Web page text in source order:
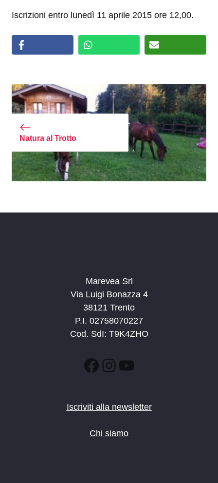
Iscrizioni entro lunedì 11 aprile 2015 ore 12,00.
Natura al Trotto
Marevea Srl
Via Luigi Bonazza 4
38121 Trento
P.I. 02758070227
Cod. SdI: T9K4ZHO
Facebook
Instagram
YouTube
Iscriviti alla newsletter
Chi siamo